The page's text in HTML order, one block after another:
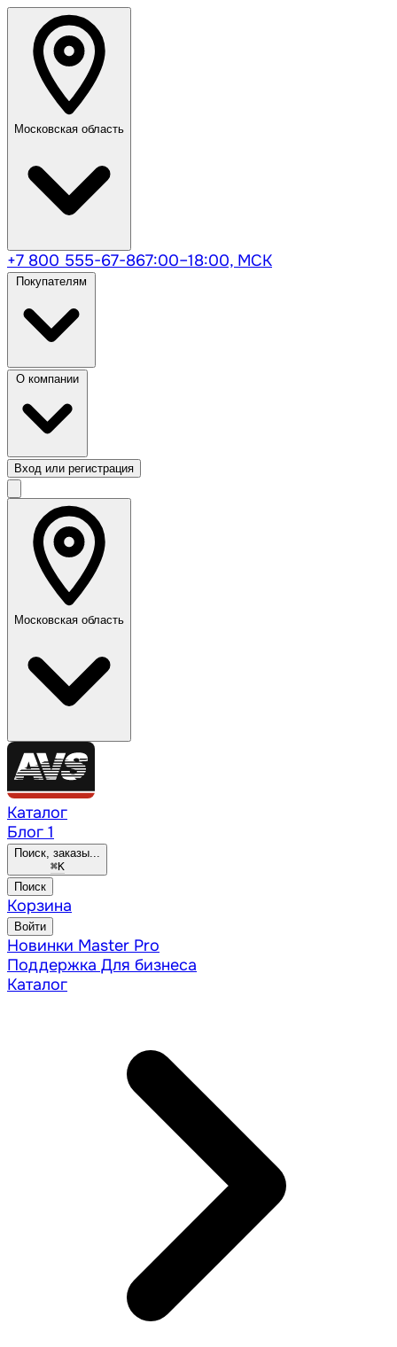
Московская область
+7 800 555-67-867:00–18:00, МСК
Вход или регистрация
Московская область
Каталог
Блог 1
Поиск, заказы...
⌘K
Поиск
Корзина
Войти
Новинки Master Pro
Поддержка Для бизнеса
Каталог